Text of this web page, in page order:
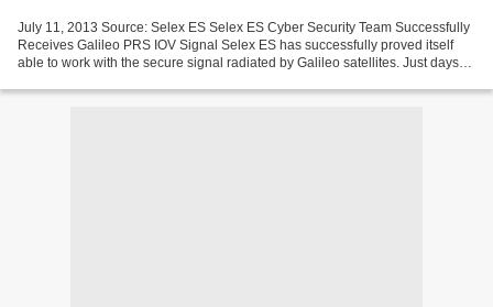
July 11, 2013 Source: Selex ES Selex ES Cyber Security Team Successfully
Receives Galileo PRS IOV Signal Selex ES has successfully proved itself
able to work with the secure signal radiated by Galileo satellites. Just days